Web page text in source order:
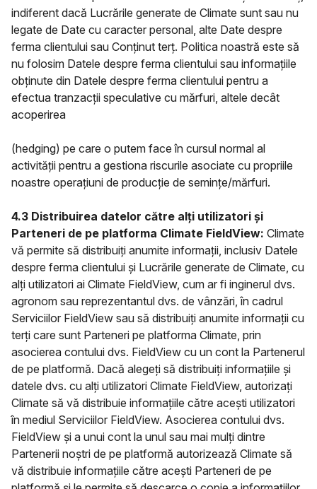
indiferent dacă Lucrările generate de Climate sunt sau nu
legate de Date cu caracter personal, alte Date despre
ferma clientului sau Conținut terț. Politica noastră este să
nu folosim Datele despre ferma clientului sau informațiile
obținute din Datele despre ferma clientului pentru a
efectua tranzacții speculative cu mărfuri, altele decât
acoperirea
(hedging) pe care o putem face în cursul normal al
activității pentru a gestiona riscurile asociate cu propriile
noastre operațiuni de producție de semințe/mărfuri.
4.3 Distribuirea datelor către alți utilizatori și
Parteneri de pe platforma Climate FieldView: Climate
vă permite să distribuiți anumite informații, inclusiv Datele
despre ferma clientului și Lucrările generate de Climate, cu
alți utilizatori ai Climate FieldView, cum ar fi inginerul dvs.
agronom sau reprezentantul dvs. de vânzări, în cadrul
Serviciilor FieldView sau să distribuiți anumite informații cu
terți care sunt Parteneri pe platforma Climate, prin
asocierea contului dvs. FieldView cu un cont la Partenerul
de pe platformă. Dacă alegeți să distribuiți informațiile și
datele dvs. cu alți utilizatori Climate FieldView, autorizați
Climate să vă distribuie informațiile către acești utilizatori
în mediul Serviciilor FieldView. Asocierea contului dvs.
FieldView și a unui cont la unul sau mai mulți dintre
Partenerii noștri de pe platformă autorizează Climate să
vă distribuie informațiile către acești Parteneri de pe